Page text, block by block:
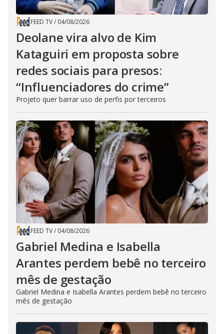
FEED TV/ 04/08/2026
Deolane vira alvo de Kim
Kataguiri em proposta sobre
redes sociais para presos:
“Influenciadores do crime”
Projeto quer barrar uso de perfis por terceiros
FEED TV/ 04/08/2026
Gabriel Medina e Isabella
Arantes perdem bebê no terceiro
mês de gestação
Gabriel Medina e Isabella Arantes perdem bebê no terceiro
mês de gestação